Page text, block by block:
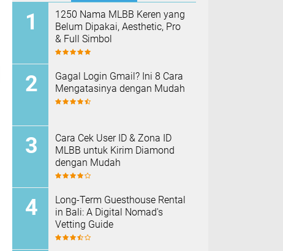
1250 Nama MLBB Keren yang
Belum Dipakai, Aesthetic, Pro
& Full Simbol
Gagal Login Gmail? Ini 8 Cara
Mengatasinya dengan Mudah
Cara Cek User ID & Zona ID
MLBB untuk Kirim Diamond
dengan Mudah
Long-Term Guesthouse Rental
in Bali: A Digital Nomad's
Vetting Guide